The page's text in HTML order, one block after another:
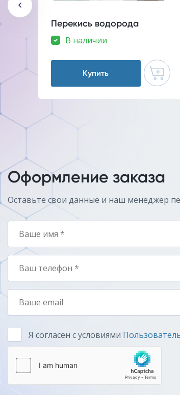
Перекись водорода
В наличии
Купить
Оформление заказа
Оставьте свои данные и наш менеджер
Я согласен с условиями